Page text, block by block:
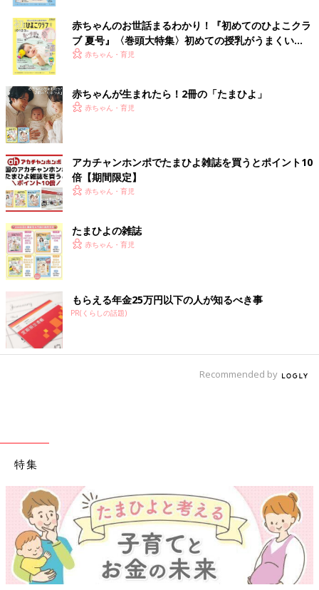
赤ちゃんのお世話まるわかり！『初めてのひよこクラ
ブ 夏号』〈巻頭大特集〉初めての授乳がうまくい
く！ おっぱい・ミルクの基本と夏のトラブル 解決テ
赤ちゃん・育児
赤ちゃんが生まれたら！2冊の「たまひよ」
赤ちゃん・育児
アカチャンホンポでたまひよ雑誌を買うとポイント10
倍【期間限定】
赤ちゃん・育児
たまひよの雑誌
赤ちゃん・育児
もらえる年金25万円以下の人が知るべき事
PR(くらしの話題)
Recommended by
特集